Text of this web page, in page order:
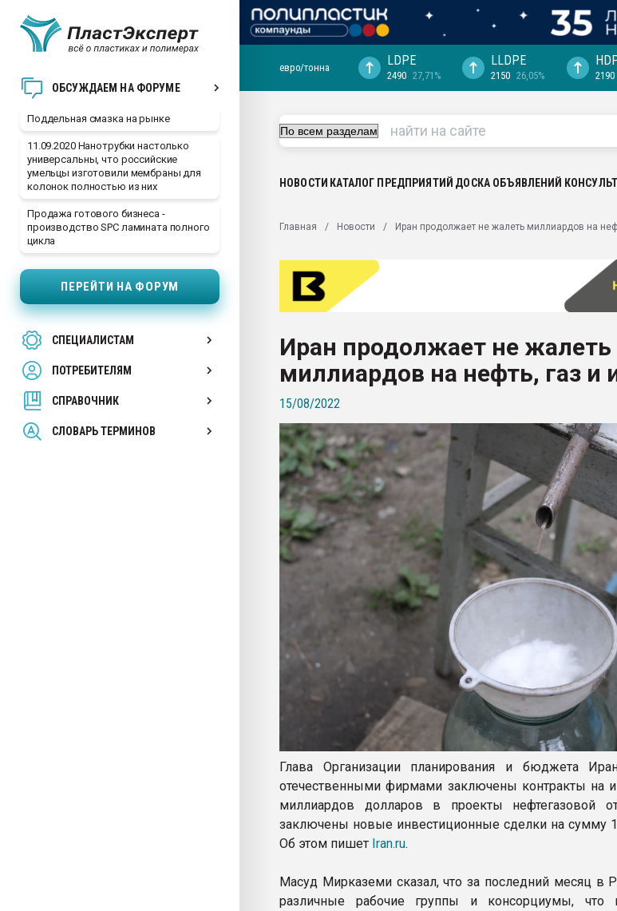
ОБСУЖДАЕМ НА ФОРУМЕ
Поддельная смазка на рынке
11.09.2020 Нанотрубки настолько
универсальны, что российские
умельцы изготовили мембраны для
колонок полностью из них
Продажа готового бизнеса -
производство SPC ламината полного
цикла
ПЕРЕЙТИ НА ФОРУМ
СПЕЦИАЛИСТАМ
ПОТРЕБИТЕЛЯМ
СПРАВОЧНИК
СЛОВАРЬ ТЕРМИНОВ
ближайшее подмосковье, с.-в.
Подмосковье, Москва
первый план в переработке
28.07.2026 "Технониколь" довольна
ситуацией на строительном рынке
Всё, что касается выдува ПЭТ
Материал поверхности пуансона для
Продам отходы Композиция
поликарбоната и АБС-пластика
Armaloy PC/ABS-1IM черный цвет
евро/тонна LDPE
2490 27,71%
LLDPE
2150 26,05% 2190
НОВОСТИ КАТАЛОГ ПРЕДПРИЯТИЙ ДОСКА ОБЪЯВЛЕНИЙ
Главная Новости Иран продолжает не жалеть миллиардов на
Иран продолжает не жалеть
миллиардов на нефть, газ и
15/08/2022
Глава Организации планирования и бюджета
отечественными фирмами заключены контракты на
миллиардов долларов в проекты нефтегазовой
заключены новые инвестиционные сделки на сумму
Об этом пишет Iran.ru.
Масуд Мирказеми сказал, что за последний месяц в
различные рабочие группы и консорциумы, что